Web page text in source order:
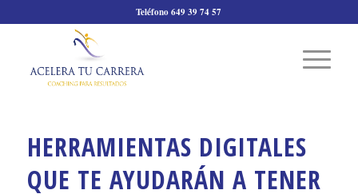
Teléfono 649 39 74 57
HERRAMIENTAS DIGITALES
QUE TE AYUDARÁN A TENER